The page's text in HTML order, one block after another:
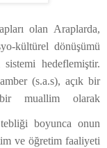
olan Araplarda,
kültürel dönüşümü
hedeflemiştir.
(s.a.s), açık bir
muallim olarak
tebliği boyunca onun
ve öğretim faaliyeti